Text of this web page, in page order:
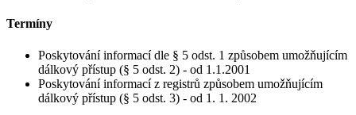
Termíny
Poskytování informací dle § 5 odst. 1 způsobem umožňujícím
dálkový přístup (§ 5 odst. 2) - od 1.1.2001
Poskytování informací z registrů způsobem umožňujícím
dálkový přístup (§ 5 odst. 3) - od 1. 1. 2002